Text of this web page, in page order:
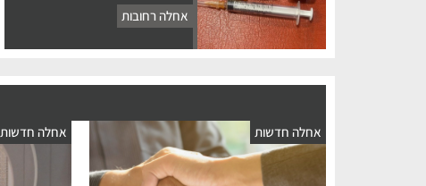
אחלה רחובות
אחלה חדשות אחלה חדשות